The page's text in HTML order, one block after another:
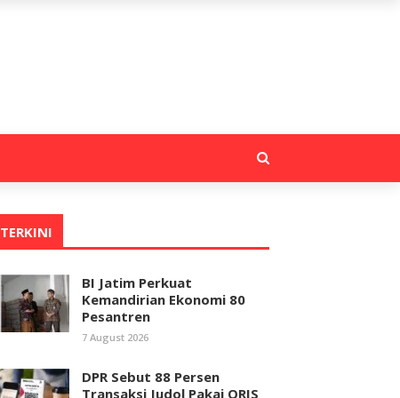
TERKINI
BI Jatim Perkuat
Kemandirian Ekonomi 80
Pesantren
7 August 2026
DPR Sebut 88 Persen
Transaksi Judol Pakai QRIS